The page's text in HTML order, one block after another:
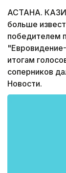
АСТАНА.
больше
победителем
итогам
соперников
Новости.